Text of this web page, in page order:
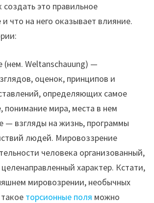
создать это правильное
что на него оказывает влияние.
(нем. Weltanschauung) —
оценок, принципов и
определяющих самое
понимание мира, места в нем
— взгляды на жизнь, программы
людей. Мировоззрение
человека организованный,
характер. Кстати,
мировозрении, необычных
торсионные поля можно